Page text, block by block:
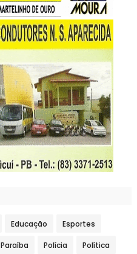
Educação Esportes
Paraíba Polícia Política